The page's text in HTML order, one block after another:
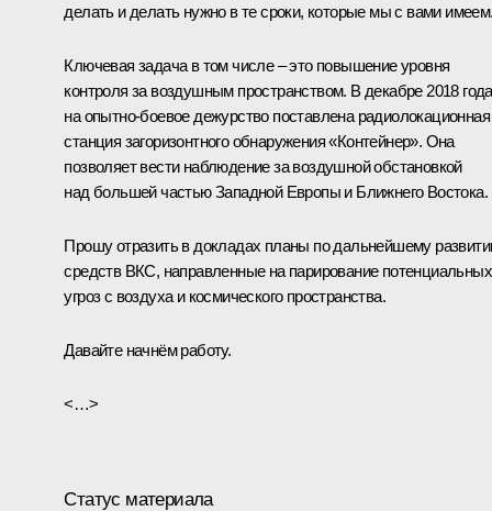
делать и делать нужно в те сроки, которые мы с вами
Ключевая задача в том числе – это повышение уровня
контроля за воздушным пространством. В декабре 2018 года
на опытно‑боевое дежурство поставлена радиолокационная
станция загоризонтного обнаружения «Контейнер». Она
позволяет вести наблюдение за воздушной обстановкой
над большей частью Западной Европы и Ближнего Востока.
Прошу отразить в докладах планы по дальнейшему
средств ВКС, направленные на парирование потенциальных
угроз с воздуха и космического пространства.
Давайте начнём работу.
<…>
Статус материала